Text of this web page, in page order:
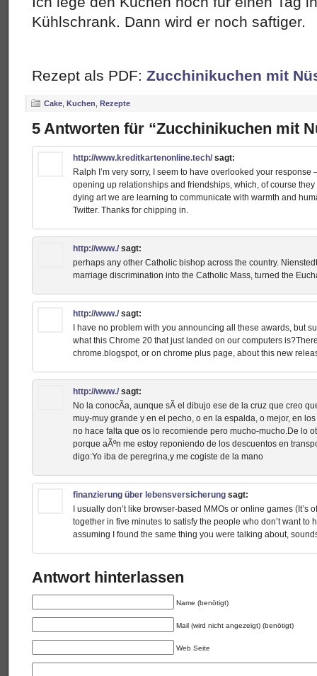
Kühlschrank. Dann wird er noch saftiger.
Rezept als PDF: Zucchinikuchen mit
Cake Kuchen Rezepte
5 Antworten für “Zucchinikuchen mit
http://www.kreditkartenonline.tech/ sagt:
Ralph I’m very sorry, I seem to have overlooked your
opening up relationships and friendships, which, of course
dying art we are learning to communicate with warmth and
Twitter. Thanks for chipping in.
http://www./ sagt:
perhaps any other Catholic bishop across the country.
marriage discrimination into the Catholic Mass, turned the
http://www./ sagt:
I have no problem with you announcing all these awards, but
what this Chrome 20 that just landed on our computers
chrome.blogspot, or on chrome plus page, about this new
http://www./ sagt:
No la conocÃ­a, aunque sÃ­ el dibujo ese de la cruz que creo
muy-muy grande y en el pecho, o en la espalda, o mejor, en
no hace falta que os lo recomiende pero mucho-mucho.De lo
porque aÃºn me estoy reponiendo de los descuentos en
digo:Yo iba de peregrina,y me cogiste de la mano
finanzierung über lebensversicherung sagt:
I usually don’t like browser-based MMOs or online games (It’s
together in five minutes to satisfy the people who don’t want to
assuming I found the same thing you were talking about,
Antwort hinterlassen
Name (benötigt)
Mail (wird nicht angezeigt) (benötigt)
Web Seite